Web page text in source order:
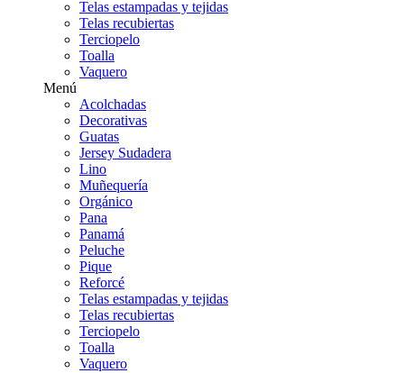
Telas estampadas y tejidas
Telas recubiertas
Terciopelo
Toalla
Vaquero
Menú
Acolchadas
Decorativas
Guatas
Jersey Sudadera
Lino
Muñequería
Orgánico
Pana
Panamá
Peluche
Pique
Reforcé
Telas estampadas y tejidas
Telas recubiertas
Terciopelo
Toalla
Vaquero